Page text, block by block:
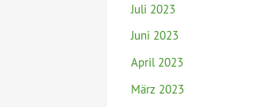
Juli 2023
Juni 2023
April 2023
März 2023